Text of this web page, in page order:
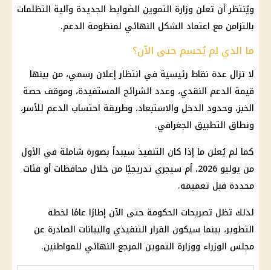
ويُنتظر أن تعلن وزارة التموين الضوابط الجديدة وآلية التظلمات
بالتزامن مع اعتماد الشكل النهائي لمنظومة الدعم.
ما الذي لم يُحسم حتى الآن؟
لا تزال عدة نقاط رئيسية في انتظار إعلان رسمي، من بينها
قيمة الدعم النقدي، وعدد الشرائح المستفيدة، وموقف حصة
الخبز، وحدود الدخل والاستبعاد، وطريقة احتساب الدعم للأسر،
ونطاق التطبيق الجغرافي.
كما لم يُعلن ما إذا كان التنفيذ سيبدأ بصورة شاملة في الأول
من يوليو 2026 ، أم سيجري تدريجيًا من خلال محافظات أو فئات
محددة قبل تعميمه.
لذلك تظل تصريحات الحكومة حتى الآن إطارًا عامًا لخطة
التطوير، بينما سيكون القرار التنفيذي والبيانات الصادرة عن
مجلس الوزراء ووزارة التموين المرجع النهائي للمواطنين.